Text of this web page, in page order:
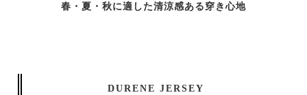
春・夏・秋に適した清涼感ある穿き心地
DURENE JERSEY